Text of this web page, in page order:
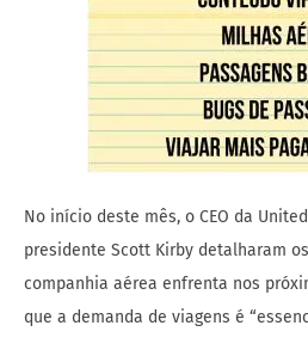
No início deste mês, o CEO da
presidente Scott Kirby detalharam
companhia aérea enfrenta nos
que a demanda de viagens é